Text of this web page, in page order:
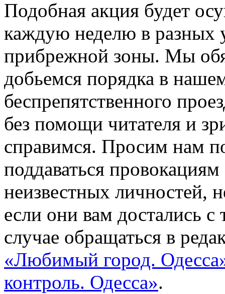
Подобная акция будет
каждую неделю в разных
прибрежной зоны. Мы
добьемся порядка в
беспрепятственного
без помощи читателя и
справимся. Просим нам
поддаваться
неизвестных личностей,
если они вам достались
случае обращаться в
«Любимый город.
контроль. Одесса».